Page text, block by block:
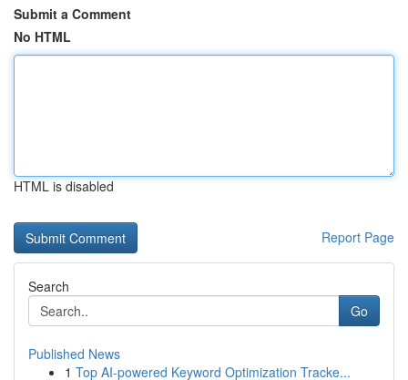
Submit a Comment
No HTML
HTML is disabled
Report Page
Search
Go
Published News
1 Top AI-powered Keyword Optimization Tracke...